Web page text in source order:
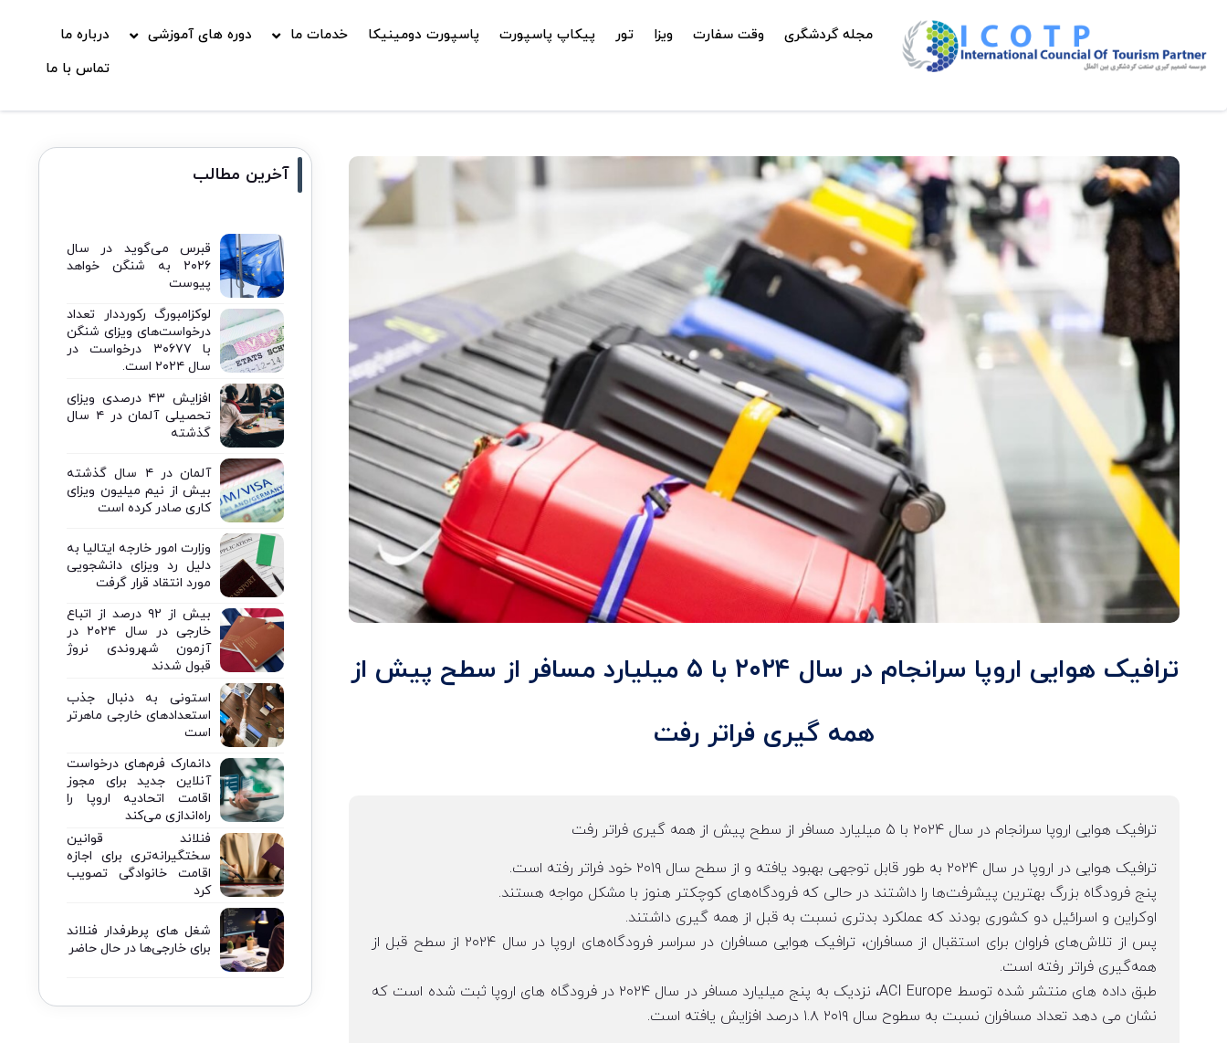
مجله گردشگری وقت سفارت ویزا تور پیکاپ پاسپورت پاسپورت دومینیکا خدمات ما دوره های آموزشی
درباره ما
تماس با ما
ترافیک هوایی اروپا سرانجام در سال ۲۰۲۴ با ۵ میلیارد مسافر از سطح پیش از
همه گیری فراتر رفت
ترافیک هوایی اروپا سرانجام در سال ۲۰۲۴ با ۵ میلیارد مسافر از سطح پیش از همه گیری فراتر رفت
ترافیک هوایی در اروپا در سال ۲۰۲۴ به طور قابل توجهی بهبود یافته و از سطح سال ۲۰۱۹ خود فراتر رفته است.
پنج فرودگاه بزرگ بهترین پیشرفت‌ها را داشتند در حالی که فرودگاه‌های کوچکتر هنوز با مشکل مواجه هستند.
اوکراین و اسرائیل دو کشوری بودند که عملکرد بدتری نسبت به قبل از همه گیری داشتند.
پس از تلاش‌های فراوان برای استقبال از مسافران، ترافیک هوایی مسافران در سراسر فرودگاه‌های اروپا در سال ۲۰۲۴ از سطح قبل از
همه‌گیری فراتر رفته است.
طبق داده های منتشر شده توسط ACI Europe، نزدیک به پنج میلیارد مسافر در سال ۲۰۲۴ در فرودگاه های اروپا ثبت شده است که
نشان می دهد تعداد مسافران نسبت به سطوح سال ۲۰۱۹ ۱.۸ درصد افزایش یافته است.
آخرین مطالب
قبرس می‌گوید در سال
۲۰۲۶ به شنگن خواهد
پیوست
لوکزامبورگ رکورددار تعداد
درخواست‌های ویزای شنگن
با ۳۰۶۷۷ درخواست در
سال ۲۰۲۴ است.
افزایش ۴۳ درصدی ویزای
تحصیلی آلمان در ۴ سال
گذشته
آلمان در ۴ سال گذشته
بیش از نیم میلیون ویزای
کاری صادر کرده است
وزارت امور خارجه ایتالیا به
دلیل رد ویزای دانشجویی
مورد انتقاد قرار گرفت
بیش از ۹۲ درصد از اتباع
خارجی در سال ۲۰۲۴ در
آزمون شهروندی نروژ
قبول شدند
استونی به دنبال جذب
استعدادهای خارجی ماهرتر
است
دانمارک فرم‌های درخواست
آنلاین جدید برای مجوز
اقامت اتحادیه اروپا را
راه‌اندازی می‌کند
فنلاند قوانین
سختگیرانه‌تری برای اجازه
اقامت خانوادگی تصویب
کرد
شغل های پرطرفدار فنلاند
برای خارجی‌ها در حال حاضر